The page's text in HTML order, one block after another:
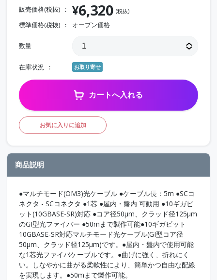
販売価格(税抜) ¥6,320 (税抜)
標準価格(税抜) オープン価格
数量
在庫状況 お取り寄せ
カートへ入れる
お気に入りに追加
商品説明
●マルチモード(OM3)光ケーブル ●ケーブル長：5m ●SCコ
ネクタ - SCコネクタ ●1芯 ●屋内・盤内 可動用 ●10ギガビ
ット(10GBASE-SR)対応 ●コア径50μm、クラッド径125μm
のGI型光ファイバー ●50mまで製作可能●10ギガビット
10GBASE-SR対応マルチモード光ケーブル(GI型コア径
50μm、クラッド径125μm)です。●屋内・盤内で使用可能
な1芯光ファイバケーブルです。●曲げに強く、折れにく
い。しなやかに曲がる柔軟性により、簡単かつ自由な配線
を実現します。●50mまで製作可能。